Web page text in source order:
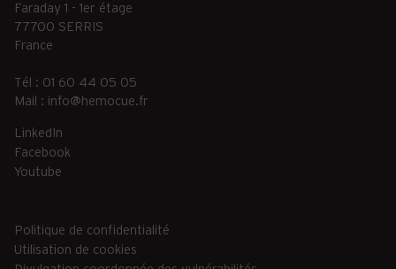
Faraday 1 - 1er étage
77700 SERRIS
France
Tél : 01 60 44 05 05
Mail : info@hemocue.fr
LinkedIn
Facebook
Youtube
Politique de confidentialité
Utilisation de cookies